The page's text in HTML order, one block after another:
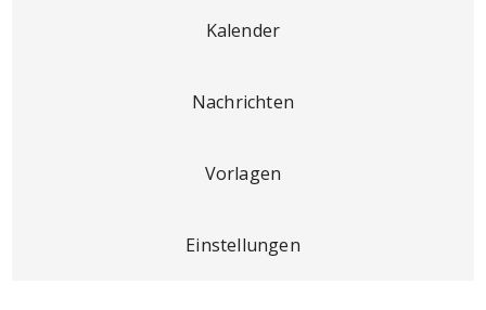
Kalender
Nachrichten
Vorlagen
Einstellungen